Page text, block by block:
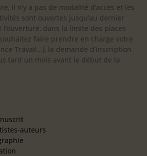
il n’y a pas de modalité d’accès et les
sont ouvertes jusqu’au dernier
dans la limite des places
faire prendre en charge votre
Travail…), la demande d’inscription
tard un mois avant le début de la
auteurs